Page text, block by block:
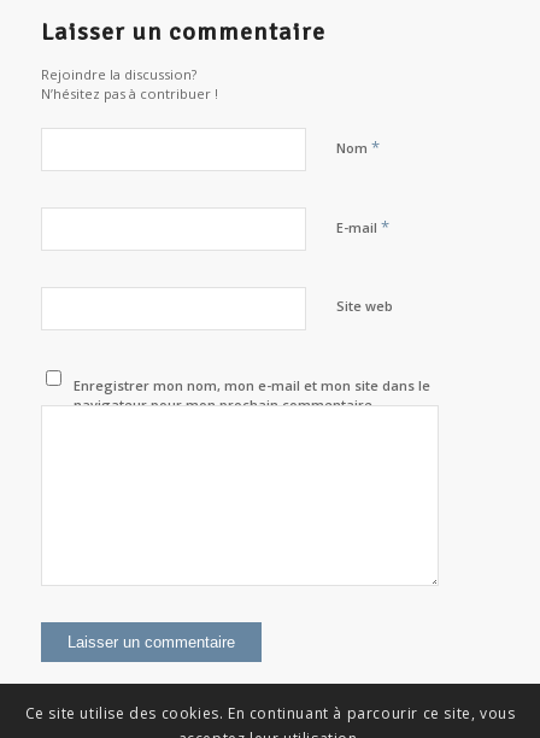
Laisser un commentaire
Rejoindre la discussion?
N’hésitez pas à contribuer !
Nom *
E-mail *
Site web
Enregistrer mon nom, mon e-mail et mon site dans le
navigateur pour mon prochain commentaire.
Ce site utilise des cookies. En continuant à parcourir ce site, vous